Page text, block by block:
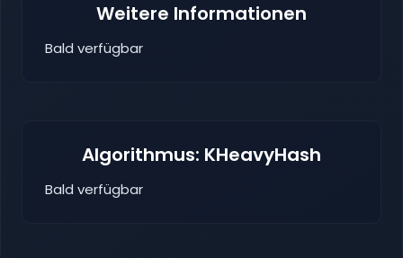
Weitere Informationen
Bald verfügbar
Algorithmus: KHeavyHash
Bald verfügbar